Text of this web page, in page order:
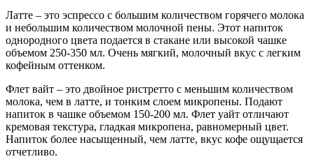
Латте – это эспрессо с большим количеством горячего молока
и небольшим количеством молочной пены. Этот напиток
однородного цвета подается в стакане или высокой чашке
объемом 250-350 мл. Очень мягкий, молочный вкус с легким
кофейным оттенком.
Флет вайт – это двойное ристретто с меньшим количеством
молока, чем в латте, и тонким слоем микропены. Подают
напиток в чашке объемом 150-200 мл. Флет уайт отличают
кремовая текстура, гладкая микропена, равномерный цвет.
Напиток более насыщенный, чем латте, вкус кофе ощущается
отчетливо.